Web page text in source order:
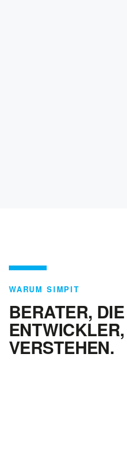
WARUM SIMPIT
BERATER,
VERSTEHEN.